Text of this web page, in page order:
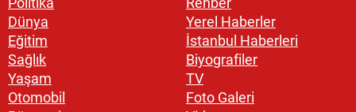
Dünya
Eğitim
Sağlık
Yaşam
Otomobil
Yerel Haberler
İstanbul Haberleri
Biyografiler
TV
Foto Galeri